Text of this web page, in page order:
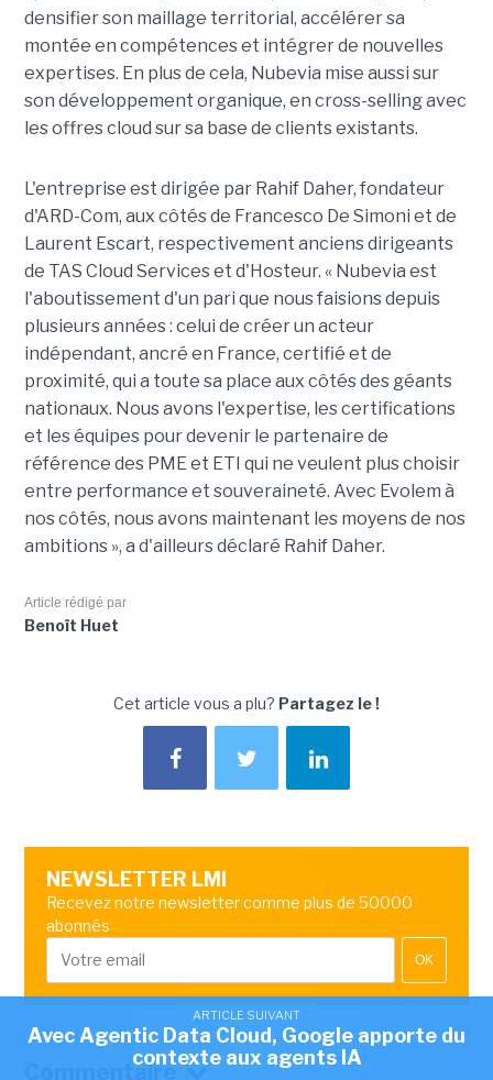
densifier son maillage territorial, accélérer sa
montée en compétences et intégrer de nouvelles
expertises. En plus de cela, Nubevia mise aussi sur
son développement organique, en cross-selling avec
les offres cloud sur sa base de clients existants.
L'entreprise est dirigée par Rahif Daher, fondateur
d'ARD-Com, aux côtés de Francesco De Simoni et de
Laurent Escart, respectivement anciens dirigeants
de TAS Cloud Services et d'Hosteur. « Nubevia est
l'aboutissement d'un pari que nous faisions depuis
plusieurs années : celui de créer un acteur
indépendant, ancré en France, certifié et de
proximité, qui a toute sa place aux côtés des géants
nationaux. Nous avons l'expertise, les certifications
et les équipes pour devenir le partenaire de
référence des PME et ETI qui ne veulent plus choisir
entre performance et souveraineté. Avec Evolem à
nos côtés, nous avons maintenant les moyens de nos
ambitions », a d'ailleurs déclaré Rahif Daher.
Article rédigé par
Benoît Huet
Cet article vous a plu? Partagez le !
NEWSLETTER LMI
Recevez notre newsletter comme plus de 50000
abonnés
OK
Commentaire
ARTICLE SUIVANT
Avec Agentic Data Cloud, Google apporte du
contexte aux agents IA